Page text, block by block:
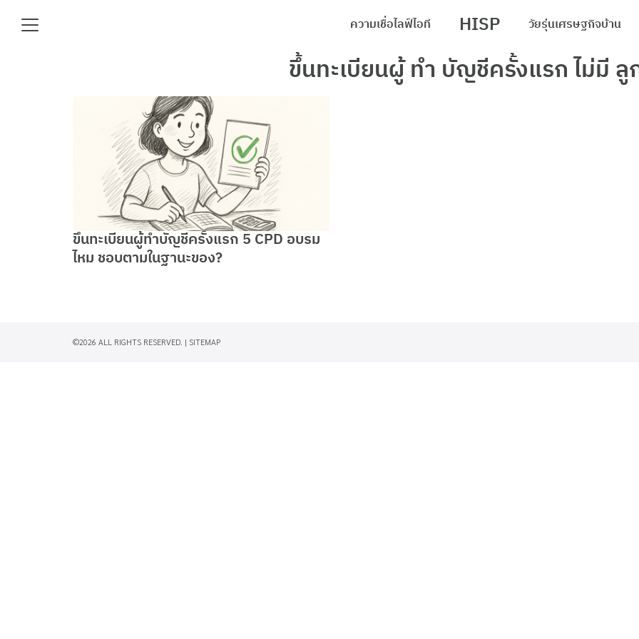
ความเชื่อไลฟ์ไอที HISP วัยรุ่นเศรษฐกิจบ้าน
for:
ขึ้นทะเบียนผู้ ทํา บัญชีครั้งแรก ไม่มี ลู
ขึ้นทะเบียนผู้ทำบัญชีครั้งแรก 5 CPD อบรม
ไหม ชอบตามในฐานะของ?
©2026 ALL RIGHTS RESERVED. | SITEMAP